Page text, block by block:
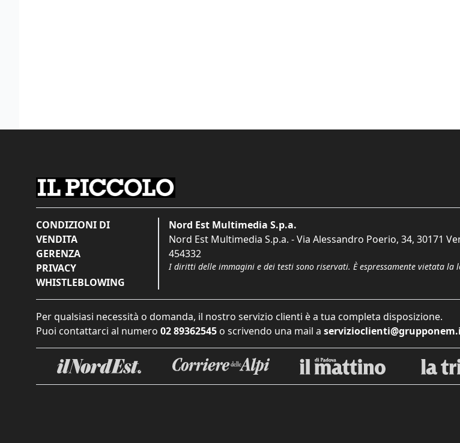
CONDIZIONI DI
VENDITA
GERENZA
PRIVACY
WHISTLEBLOWING
Nord Est Multimedia S.p.a.
Nord Est Multimedia S.p.a. - Via Alessandro Poerio, 34, 30171
454332
I diritti delle immagini e dei testi sono riservati. È espressamente vietata
Per qualsiasi necessità o domanda, il nostro servizio clienti è a tua completa disposizione.
Puoi contattarci al numero 02 89362545 o scrivendo una mail a